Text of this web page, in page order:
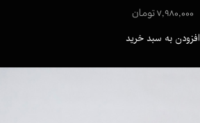
۷,۹۸۰,۰۰۰ تومان
افزودن به سبد خرید